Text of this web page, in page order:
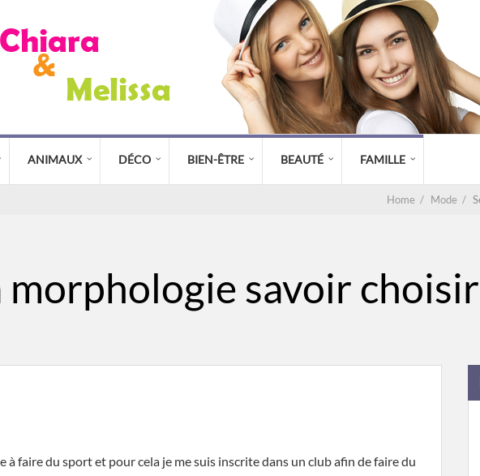
ANIMAUX DÉCO BIEN-ÊTRE BEAUTÉ FAMILLE
Home / Mode /
morphologie savoir
à faire du sport et pour cela je me suis inscrite dans un club afin de faire du